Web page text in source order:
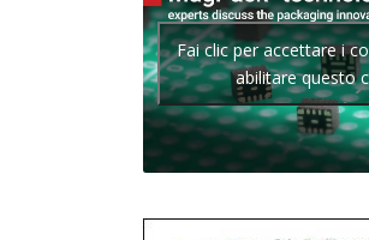
Fai clic per accettare i
abilitare questo